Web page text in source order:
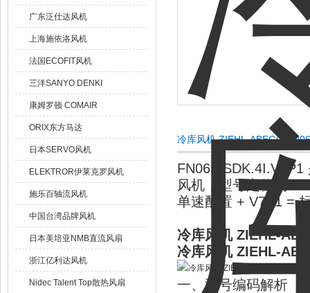
广东泛仕达风机
上海施依洛风机
法国ECOFIT风机
三洋SANYO DENKI
康姆罗顿 COMAIR
ORIX东方马达
日本SERVO风机
ELEKTROR伊莱克罗风机
施乐百轴流风机
中国台湾品牌风机
日本美培亚NMB直流风扇
浙江亿利达风机
Nidec Talent Top散热风扇
冷库风机 ZIEHL-ABEGG
FN063-SDK.4I.V7P1
风机 ，型号定位为
单速配置 + V7P1 =
冷库风机 ZIEHL-
冷库风机 ZIEHL-
一、型号编码解析